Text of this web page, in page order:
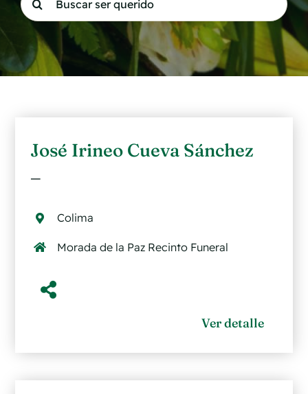
José Irineo Cueva Sánchez
—
Colima
Morada de la Paz Recinto Funeral
Ver detalle